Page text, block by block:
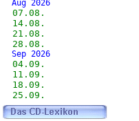
Aug 2026
07.08.
14.08.
21.08.
28.08.
Sep 2026
04.09.
11.09.
18.09.
25.09.